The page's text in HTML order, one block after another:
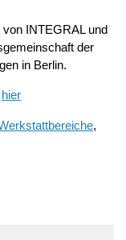
INTEGRAL und
der
in Berlin.
hier
,